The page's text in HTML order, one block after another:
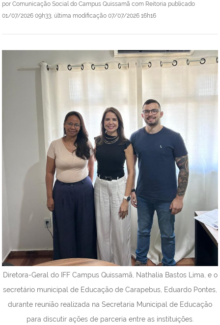
por Comunicação Social do Campus Quissamã com Reitoria publicado
01/07/2026 09h33, última modificação 07/07/2026 16h16
Diretora-Geral do IFF Campus Quissamã, Nathalia Bastos Lima, e o
secretário municipal de Educação de Carapebus, Eduardo Pontes,
durante reunião realizada na Secretaria Municipal de Educação
para discutir ações de parceria entre as instituições.